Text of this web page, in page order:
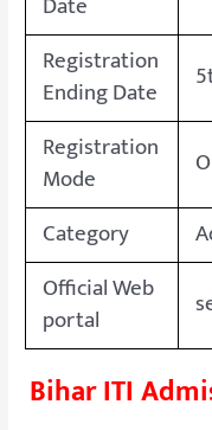
Registration
Ending Date
Registration
Mode
Category
Official Web
portal
Bihar ITI